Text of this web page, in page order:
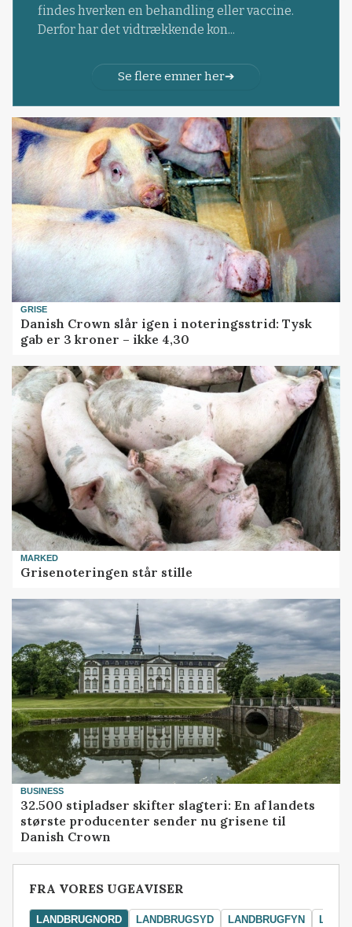
findes hverken en behandling eller vaccine.
Derfor har det vidtrækkende kon...
Se flere emner her
GRISE
Danish Crown slår igen i noteringsstrid: Tysk
gab er 3 kroner – ikke 4,30
MARKED
Grisenoteringen står stille
BUSINESS
32.500 stipladser skifter slagteri: En af landets
største producenter sender nu grisene til
Danish Crown
FRA VORES UGEAVISER
LANDBRUGNORD LANDBRUGSYD LANDBRUGFYN